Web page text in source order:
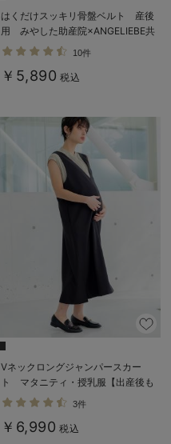
はくだけスッキリ骨盤ベルト 産後
用 みやした助産院×ANGELIEBE共
同開発 ガードルタイプ
10件
￥5,890 税込
Vネックロングジャンパースカー
ト マタニティ・授乳服【出産後も
長く使える】
3件
￥6,990 税込